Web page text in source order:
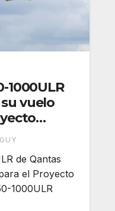
1000ULR
vuelo
de Qantas
el Proyecto
1000ULR